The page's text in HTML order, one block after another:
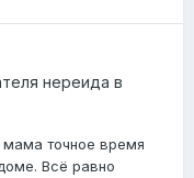
нереида в
мама точное время
Всё равно